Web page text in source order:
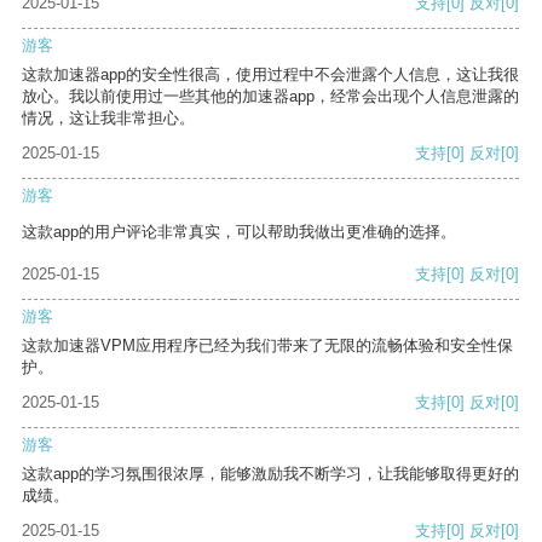
游客
这款加速器app的安全性很高，使用过程中不会泄露个人信息，这让我很
放心。我以前使用过一些其他的加速器app，经常会出现个人信息泄露的
情况，这让我非常担心。
2025-01-15
支持[0] 反对[0]
游客
这款app的用户评论非常真实，可以帮助我做出更准确的选择。
2025-01-15 支持[0] 反对[0]
游客
这款加速器VPM应用程序已经为我们带来了无限的流畅体验和安全性保
护。
2025-01-15
支持[0] 反对[0]
游客
这款app的学习氛围很浓厚，能够激励我不断学习，让我能够取得更好的
成绩。
2025-01-15
支持[0] 反对[0]